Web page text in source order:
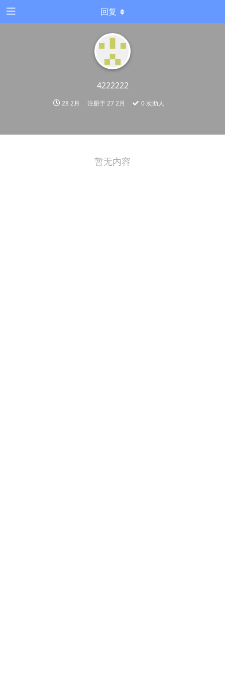
4222222
28 2月 注册于27 2月 0 次助人
回复
暂无内容